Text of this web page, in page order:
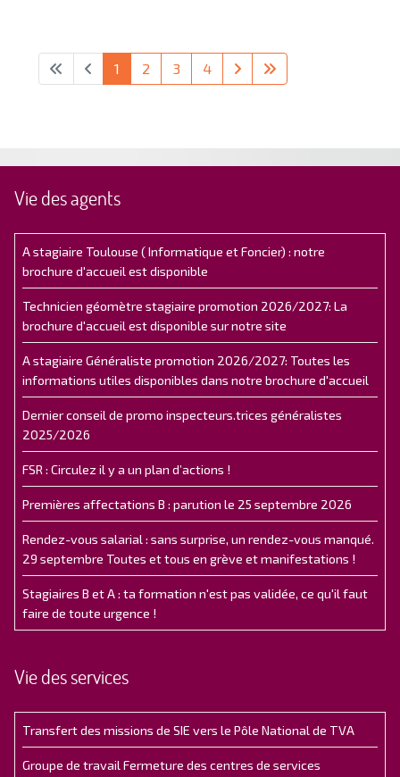
1 2 3 4
Vie des agents
A stagiaire Toulouse ( Informatique et Foncier) : notre
brochure d'accueil est disponible
Technicien géomètre stagiaire promotion 2026/2027: La
brochure d'accueil est disponible sur notre site
A stagiaire Généraliste promotion 2026/2027: Toutes les
informations utiles disponibles dans notre brochure d'accueil
Dernier conseil de promo inspecteurs.trices généralistes
2025/2026
FSR : Circulez il y a un plan d’actions !
Premières affectations B : parution le 25 septembre 2026
Rendez-vous salarial : sans surprise, un rendez-vous manqué.
29 septembre Toutes et tous en grève et manifestations !
Stagiaires B et A : ta formation n'est pas validée, ce qu'il faut
faire de toute urgence !
Vie des services
Transfert des missions de SIE vers le Pôle National de TVA
Groupe de travail Fermeture des centres de services